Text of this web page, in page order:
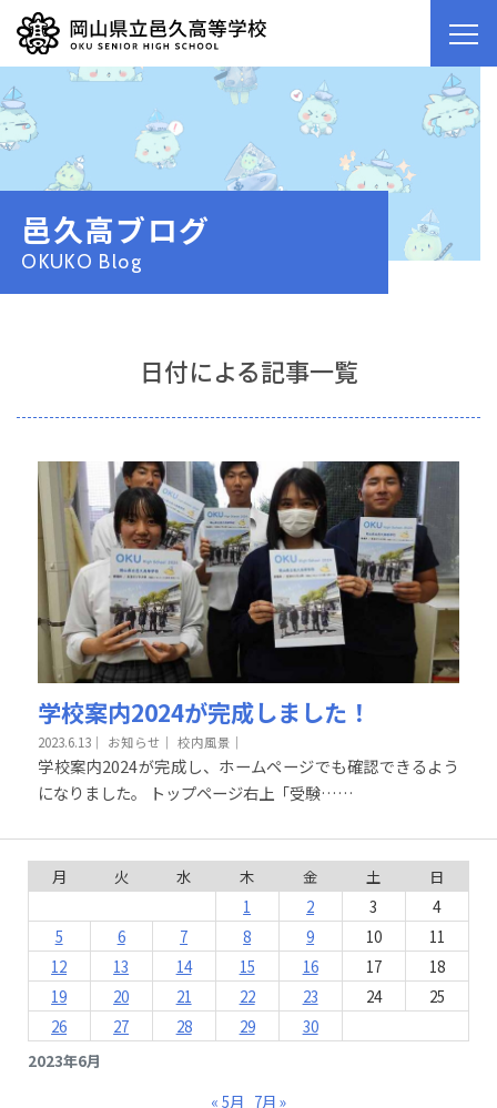
邑久高ブログ
OKUKO Blog
日付による記事一覧
学校案内2024が完成しました！
2023.6.13 ｜ お知らせ｜校内風景｜
学校案内2024が完成し、ホームページでも確認できるよう
になりました。 トップページ右上「受験……
2023年6月
月 火 水 木 金 土
日
1
2 3
4
5
6 7 8 9 10
11
12
13 14 15 16 17
18
19
20 21 22 23 24
25
26
27 28 29 30
« 5月 7月 »